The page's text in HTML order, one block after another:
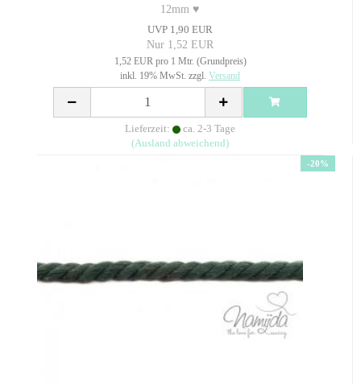
12mm ♥
UVP 1,90 EUR
Nur 1,52 EUR
1,52 EUR pro 1 Mtr. (Grundpreis)
inkl. 19% MwSt. zzgl. Versand
Lieferzeit:
ca. 2-3 Tage
(Ausland abweichend)
-20%